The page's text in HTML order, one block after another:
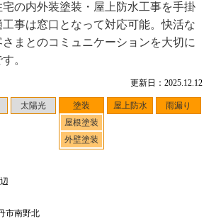
更新日：2025.12.12
太陽光
塗装
屋根塗装
外壁塗装
屋上防水 雨漏り
市南野北
の内外装塗装・屋上防水工事を手掛
事は窓口となって対応可能。快活な
まとのコミュニケーションを大切に
。